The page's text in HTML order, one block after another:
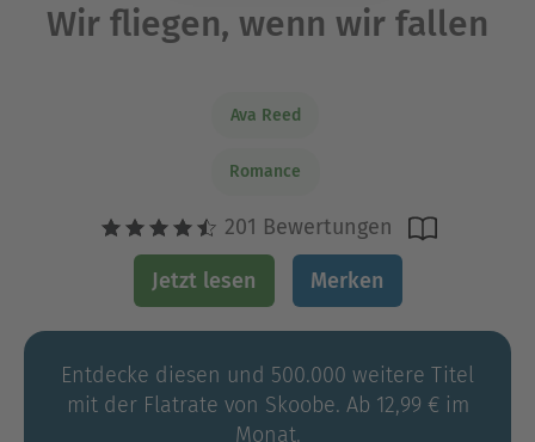
Wir fliegen, wenn wir fallen
Ava Reed
Romance
201 Bewertungen
Jetzt lesen Merken
Entdecke diesen und 500.000 weitere Titel
mit der Flatrate von Skoobe. Ab 12,99 € im
Monat.